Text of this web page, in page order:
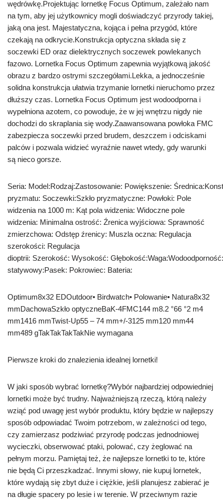
wędrówkę.Projektując lornetkę Focus Optimum, zależało nam
na tym, aby jej użytkownicy mogli doświadczyć przyrody takiej,
jaką ona jest. Majestatyczna, kojąca i pełna przygód, które
czekają na odkrycie.Konstrukcja optyczna składa się z
soczewki ED oraz dielektrycznych soczewek powlekanych
fazowo. Lornetka Focus Optimum zapewnia wyjątkową jakość
obrazu z bardzo ostrymi szczegółami.Lekka, a jednocześnie
solidna konstrukcja ułatwia trzymanie lornetki nieruchomo przez
dłuższy czas. Lornetka Focus Optimum jest wodoodporna i
wypełniona azotem, co powoduje, że w jej wnętrzu nigdy nie
dochodzi do skraplania się wody.Zaawansowana powłoka FMC
zabezpiecza soczewki przed brudem, deszczem i odciskami
palców i pozwala widzieć wyraźnie nawet wtedy, gdy warunki
są nieco gorsze.
Seria: Model:Rodzaj:Zastosowanie: Powiększenie:
pryzmatu: Soczewki:Szkło pryzmatyczne: Powłoki: Pole
widzenia na 1000 m: Kąt pola widzenia: Widoczne pole
widzenia: Minimalna ostrość: Źrenica wyjściowa: Sprawność
zmierzchowa: Odstęp źrenicy: Muszla oczna: Regulacja
szerokości: Regulacja
dioptrii: Szerokość: Wysokość:
statywowy:Pasek: Pokrowiec: Bateria:
Optimum8x32 EDOutdoor• Birdwatch• Polowanie• Natura8x32
mmDachowaSzkło optyczneBaK-4FMC144 m8.2 °66 °2 m4
mm1416 mmTwist-Up55 – 74 mm+/-3125 mm120 mm44
mm489 gTakTakTakTakNie wymagana
Pierwsze kroki do znalezienia idealnej lornetki!
W jaki sposób wybrać lornetkę?Wybór najbardziej odpowiedniej
lornetki może być trudny. Najważniejszą rzeczą, którą należy
wziąć pod uwagę jest wybór produktu, który będzie w najlepszy
sposób odpowiadać Twoim potrzebom, w zależności od tego,
czy zamierzasz podziwiać przyrodę podczas jednodniowej
wycieczki, obserwować ptaki, polować, czy żeglować na
pełnym morzu. Pamiętaj też, że najlepsze lornetki to te, które
nie będą Ci przeszkadzać. Innymi słowy, nie kupuj lornetek,
które wydają się zbyt duże i ciężkie, jeśli planujesz zabierać je
na długie spacery po lesie i w terenie. W przeciwnym razie